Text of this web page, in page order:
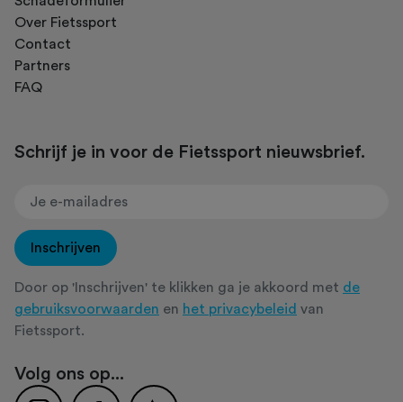
Over Fietssport
Contact
Partners
FAQ
Schrijf je in voor de Fietssport nieuwsbrief.
Inschrijven
Door op 'Inschrijven' te klikken ga je akkoord met de
gebruiksvoorwaarden en het privacybeleid van
Fietssport.
Volg ons op...